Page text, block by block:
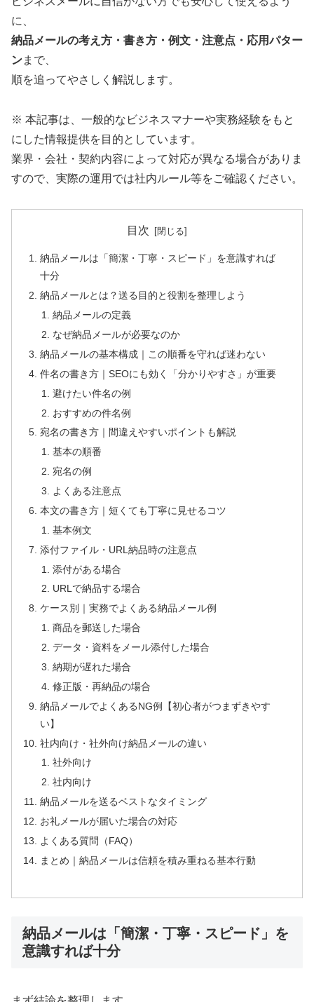
に、
納品メールの考え方・書き方・例文・注意点・応用パター
ンまで、
順を追ってやさしく解説します。
※ 本記事は、一般的なビジネスマナーや実務経験をもと
にした情報提供を目的としています。
業界・会社・契約内容によって対応が異なる場合がありま
すので、実際の運用では社内ルール等をご確認ください。
目次
納品メールは「簡潔・丁寧・スピード」を意識すれば
十分
納品メールとは？送る目的と役割を整理しよう
納品メールの定義
なぜ納品メールが必要なのか
納品メールの基本構成｜この順番を守れば迷わない
件名の書き方｜SEOにも効く「分かりやすさ」が重要
避けたい件名の例
おすすめの件名例
宛名の書き方｜間違えやすいポイントも解説
基本の順番
宛名の例
よくある注意点
本文の書き方｜短くても丁寧に見せるコツ
基本例文
添付ファイル・URL納品時の注意点
添付がある場合
URLで納品する場合
ケース別｜実務でよくある納品メール例
商品を郵送した場合
データ・資料をメール添付した場合
納期が遅れた場合
修正版・再納品の場合
納品メールでよくあるNG例【初心者がつまずきやす
い】
社内向け・社外向け納品メールの違い
社外向け
社内向け
納品メールを送るベストなタイミング
お礼メールが届いた場合の対応
よくある質問（FAQ）
まとめ｜納品メールは信頼を積み重ねる基本行動
納品メールは「簡潔・丁寧・スピード」を
意識すれば十分